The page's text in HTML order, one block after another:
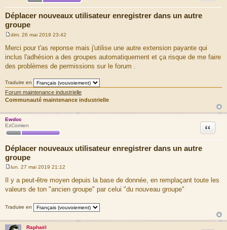
Déplacer nouveaux utilisateur enregistrer dans un autre
groupe
s
s
g
dim. 26 mai 2019 23:42
Merci pour t'as reponse mais j'utilise une autre extension payante qui
inclus l'adhésion a des groupes automatiquement et ça risque de me faire
des problèmes de permissions sur le forum .
Traduire en
Forum maintenance industrielle
Communauté maintenance industrielle
Ewdoc
EzComien
Déplacer nouveaux utilisateur enregistrer dans un autre
groupe
Citation
e
s
s
e
lun. 27 mai 2019 21:12
Il y a peut-être moyen depuis la base de donnée, en remplaçant toute les
valeurs de ton "ancien groupe" par celui "du nouveau groupe"
Traduire en
Raphaël